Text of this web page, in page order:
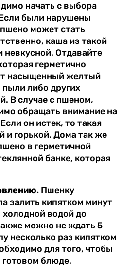
начать с выбора
были нарушены
может стать
каша из такой
невкусной. Отдавайте
герметично
насыщенный желтый
пыли либо других
В случае с пшеном,
обращать внимание на
он истек, то такая
и горькой. Дома так же
в герметичной
банке, которая
Пшенку
залить кипятком минут
водой до
можно не ждать 5
несколько раз кипятком
для того, чтобы
готовом блюде.